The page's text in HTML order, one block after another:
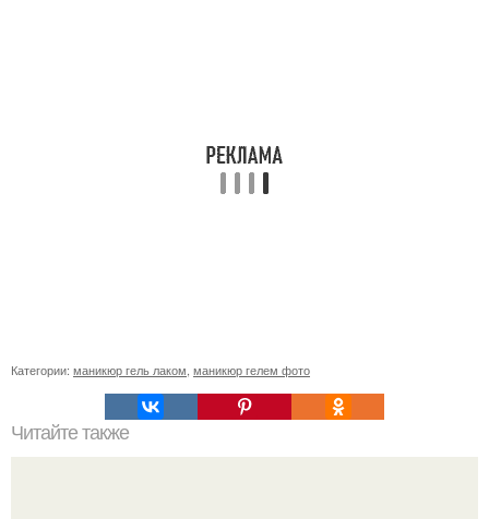
Категории: маникюр гель лаком маникюр гелем фото
Читайте также